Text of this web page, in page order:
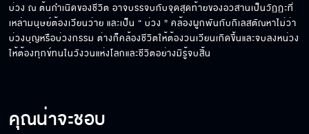
บ่วง ณ ต้นกำเนิดของชีวิต อาจบรรจบกับจุดสุดท้ายของอวสานเป็นวัฏฏะที่
เหล่ามนุษย์ต้องเวียนว่าย และเป็น “ บ่วง ” คล้องผูกพันกับกิเลสตัณหาไม่ว่า
บ่วงบุญหรือบ่วงกรรม ต่างก็คล้องชีวิตให้ต้องวนเวียนเกิดขึ้นและจบลงหน่วง
ให้ต้องทุกข์ทนในวังวนแห่งโลกและชีวิตอย่างมิรู้จบสิ้น
คุณน่าจะชอบ